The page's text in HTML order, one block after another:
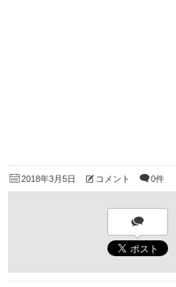
2018年3月5日 コメント 0件